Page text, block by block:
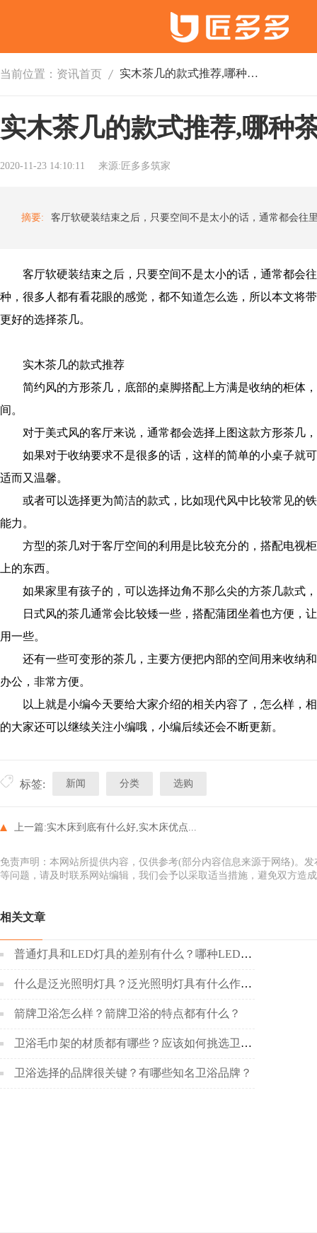
当前位置： 资讯首页 实木茶几的款式推荐,哪种茶几比较好
实木茶几的款式推荐,哪种
2020-11-23 14:10:11 来源:匠多多筑家
摘要:
客厅软硬装结束之后，只要空间不是太小的话，通常都会
种，很多人都有看花眼的感觉，都不知道怎么选，所以本文将
更好的选择茶几。
实木茶几的款式推荐
简约风的方形茶几，底部的桌脚搭配上方满是收纳的柜体
间。
对于美式风的客厅来说，通常都会选择上图这款方形茶几
如果对于收纳要求不是很多的话，这样的简单的小桌子就
适而又温馨。
或者可以选择更为简洁的款式，比如现代风中比较常见的
能力。
方型的茶几对于客厅空间的利用是比较充分的，搭配电视
上的东西。
如果家里有孩子的，可以选择边角不那么尖的方茶几款式
日式风的茶几通常会比较矮一些，搭配蒲团坐着也方便，
用一些。
还有一些可变形的茶几，主要方便把内部的空间用来收纳
办公，非常方便。
以上就是小编今天要给大家介绍的相关内容了，怎么样，
的大家还可以继续关注小编哦，小编后续还会不断更新。
标签: 新闻 分类 选购
上一篇:实木床到底有什么好,实木床优点...
免责声明：本网站所提供内容，仅供参考(部分内容信息来源于网络)。
等问题，请及时联系网站编辑，我们会予以采取适当措施，避免双方造
相关文章
普通灯具和LED灯具的差别有什么？哪种LED灯具更好呢？
什么是泛光照明灯具？泛光照明灯具有什么作用？
箭牌卫浴怎么样？箭牌卫浴的特点都有什么？
卫浴毛巾架的材质都有哪些？应该如何挑选卫浴毛巾架？
卫浴选择的品牌很关键？有哪些知名卫浴品牌？